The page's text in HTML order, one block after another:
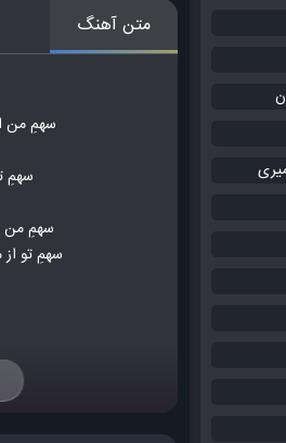
متن آهنگ
سهمِ من
سهمِ
سهمِ من
سهمِ تو